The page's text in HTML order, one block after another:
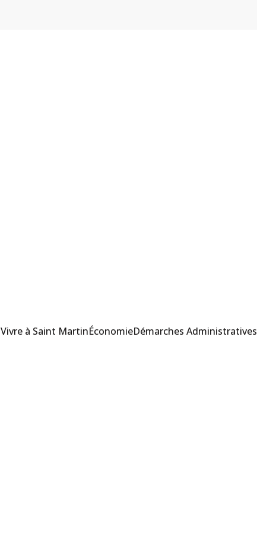
Vivre à Saint MartinÉconomieDémarches Administratives